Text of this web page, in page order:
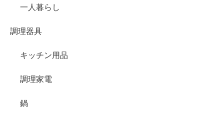
一人暮らし
調理器具
キッチン用品
調理家電
鍋